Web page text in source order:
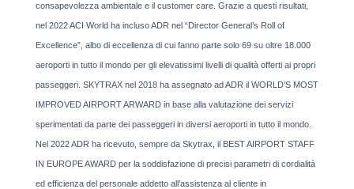
consapevolezza ambientale e il customer care. Grazie a questi risultati,
nel 2022 ACI World ha incluso ADR nel “Director General’s Roll of
Excellence”, albo di eccellenza di cui fanno parte solo 69 su oltre 18.000
aeroporti in tutto il mondo per gli elevatissimi livelli di qualità offerti ai propri
passeggeri. SKYTRAX nel 2018 ha assegnato ad ADR il WORLD’S MOST
IMPROVED AIRPORT ARWARD in base alla valutazione dei servizi
sperimentati da parte dei passeggeri in diversi aeroporti in tutto il mondo.
Nel 2022 ADR ha ricevuto, sempre da Skytrax, il BEST AIRPORT STAFF
IN EUROPE AWARD per la soddisfazione di precisi parametri di cordialità
ed efficienza del personale addetto all’assistenza al cliente in